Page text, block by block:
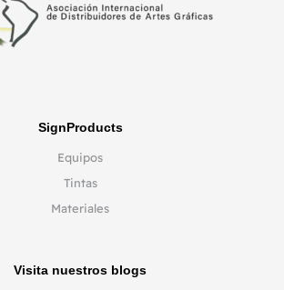
SignProducts
Equipos
Tintas
Materiales
Visita nuestros blogs